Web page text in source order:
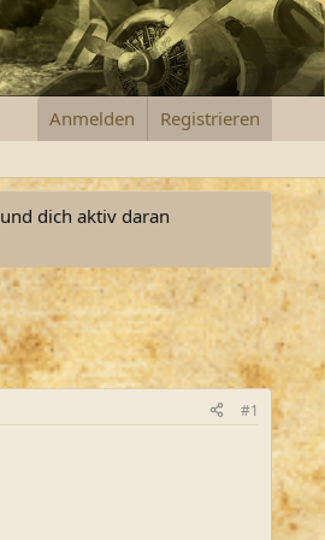
Anmelden Registrieren
dich aktiv daran
#1